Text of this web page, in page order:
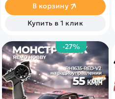
В корзину
Купить в 1 клик
-27%